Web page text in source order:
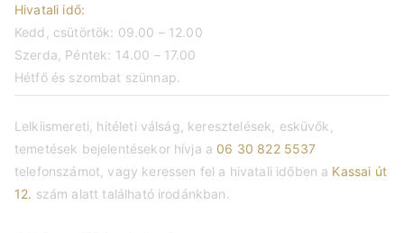
Hivatali idő:
Kedd, csütörtök: 09.00 – 12.00
Szerda, Péntek: 14.00 – 17.00
Hétfő és szombat szünnap.
Lelkiismereti, hitéleti válság, keresztelések, esküvők,
temetések bejelentésekor hívja a 06 30 822 5537
telefonszámot, vagy keressen fel a hivatali időben a Kassai út
12. szám alatt található irodánkban.